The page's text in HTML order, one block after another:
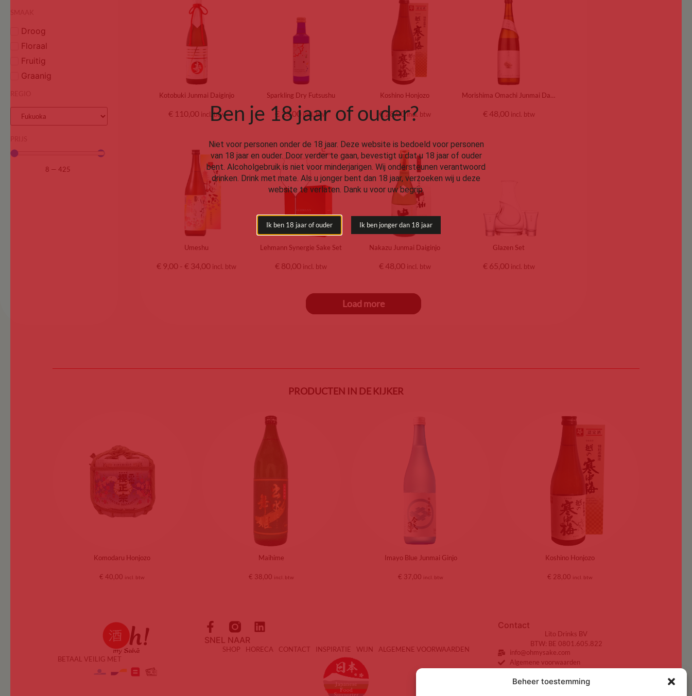
Beheer toestemming
Droog
Floraal
Fruitig
Graanig
8 — 425
Kotobuki Junmai Daiginjo
€110,00 incl. btw
Sparkling Dry Futsushu
€13,00 incl. btw
Koshino Honjozo
€28,00incl. btw
Morishima Omachi Junmai Daiginjo
€48,00 incl. btw
Umeshu
€ 9,00 - € 34,00 incl. btw
Lehmann Synergie Sake Set
€80,00 incl. btw
Nakazu Junmai Daiginjo
€48,00 incl. btw
Glazen Set
€65,00 incl. btw
Load more
PRODUCTEN IN DE KIJKER
Komodaru Honjozo
€ 40,00 incl. btw
Maihime
€ 38,00 incl. btw
Imayo Blue Junmai Ginjo
€ 37,00 incl. btw
Koshino Honjozo
€ 28,00 incl. btw
BETAAL VEILIG MET
SNEL NAAR
SHOP HORECA CONTACT INSPIRATIE WIJN ALGEMENE VOORWAARDEN
Contact
Lito Drinks BV
BTW: BE 0801.605.822
info@ohmysake.com
Algemene voorwaarden
Ben je 18 jaar of ouder?
Niet voor personen onder de 18 jaar. Deze website is bedoeld voor personen
van 18 jaar en ouder. Door verder te gaan, bevestigt u dat u 18 jaar of ouder
bent. Alcoholgebruik is niet voor minderjarigen. Wij ondersteunen verantwoord
drinken. Drink met mate. Als u jonger bent dan 18 jaar, verzoeken wij u deze
website te verlaten. Dank u voor uw begrip.
Ik ben 18 jaar of ouder Ik ben jonger dan 18 jaar